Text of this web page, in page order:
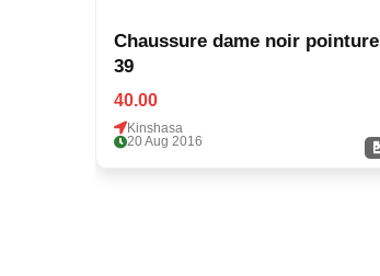
Chaussure dame noir pointure
39
40.00
Kinshasa
20 Aug 2016